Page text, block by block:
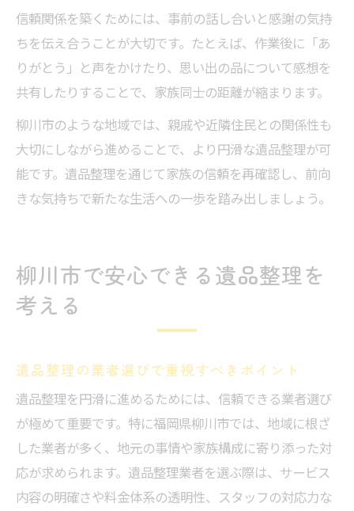
信頼関係を築くためには、事前の話し合いと感謝の気持
ちを伝え合うことが大切です。たとえば、作業後に「あ
りがとう」と声をかけたり、思い出の品について感想を
共有したりすることで、家族同士の距離が縮まります。
柳川市のような地域では、親戚や近隣住民との関係性も
大切にしながら進めることで、より円滑な遺品整理が可
能です。遺品整理を通じて家族の信頼を再確認し、前向
きな気持ちで新たな生活への一歩を踏み出しましょう。
柳川市で安心できる遺品整理を
考える
遺品整理の業者選びで重視すべきポイント
遺品整理を円滑に進めるためには、信頼できる業者選び
が極めて重要です。特に福岡県柳川市では、地域に根ざ
した業者が多く、地元の事情や家族構成に寄り添った対
応が求められます。遺品整理業者を選ぶ際は、サービス
内容の明確さや料金体系の透明性、スタッフの対応力な